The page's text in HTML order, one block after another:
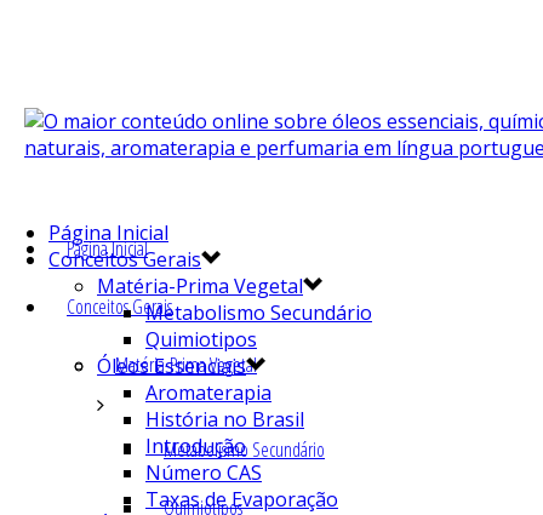
Página Inicial
Conceitos Gerais
Matéria-Prima Vegetal
Metabolismo Secundário
Quimiotipos
Página Inicial
Conceitos Gerais
Matéria-Prima Vegetal
Metabolismo Secundário
Quimiotipos
Óleos Essenciais
Aromaterapia
História no Brasil
Introdução
Número CAS
Taxas de Evaporação